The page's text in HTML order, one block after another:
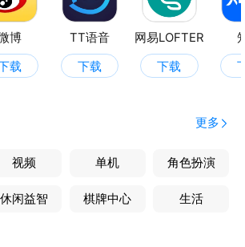
咖啡做开场白。发布你的咖啡局，聊
想去的展览，或者只是想找人一起发
。
绝虚拟套路
猜去，见面聊一次，胜过网聊一星
，每次都有新鲜感
啡馆、露营风…每次约咖啡，都是一
越喝越划算
博
载
TT语音
下载
网易LOFTER
下载
更多
视频 单机 角色扮演
休闲益智 棋牌中心 生活